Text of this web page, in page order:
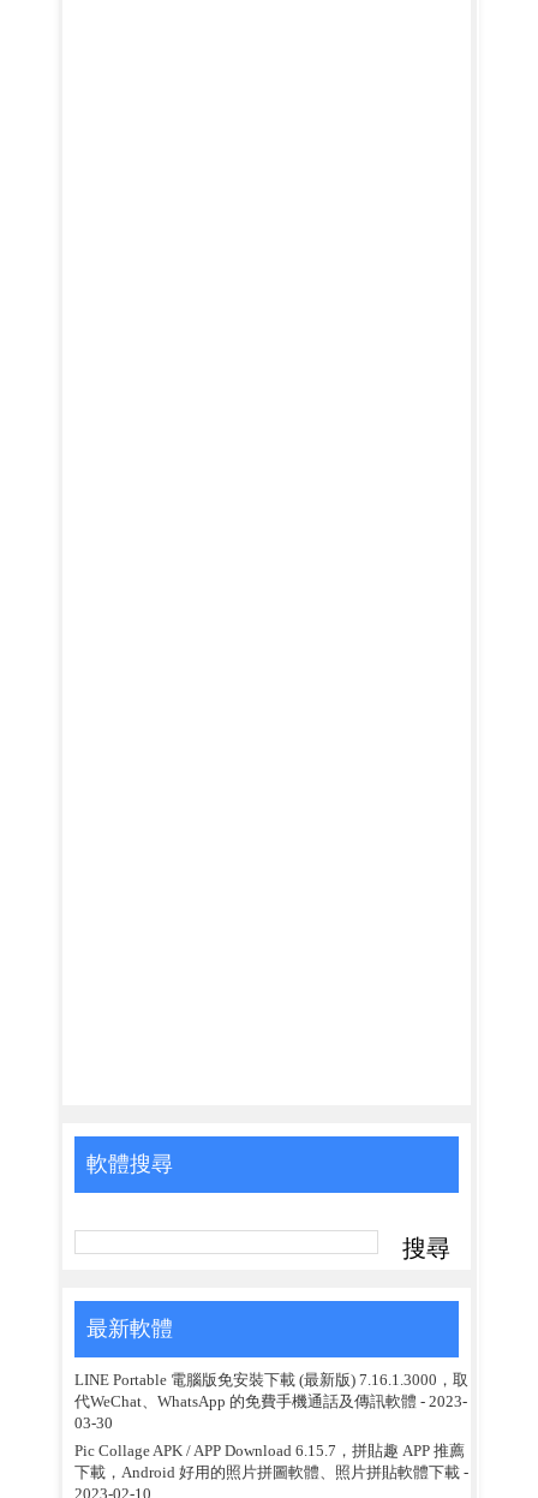
軟體搜尋
最新軟體
LINE Portable 電腦版免安裝下載 (最新版) 7.16.1.3000，取
代WeChat、WhatsApp 的免費手機通話及傳訊軟體 - 2023-
03-30
Pic Collage APK / APP Download 6.15.7，拼貼趣 APP 推薦
下載，Android 好用的照片拼圖軟體、照片拼貼軟體下載-
2023-02-10